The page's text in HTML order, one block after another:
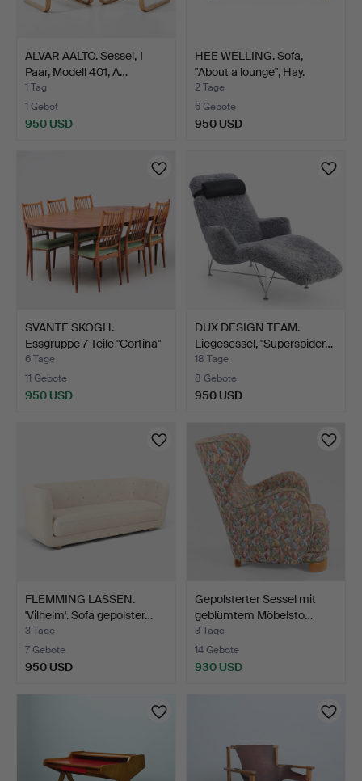
ALVAR AALTO. Sessel, 1
Paar, Modell 401, A…
1 Tag
1 Gebot
950 USD
HEE WELLING. Sofa,
"About a lounge", Hay.
2 Tage
6 Gebote
950 USD
SVANTE SKOGH.
Essgruppe 7 Teile "Cortina"
…
6 Tage
11 Gebote
950 USD
DUX DESIGN TEAM.
Liegesessel, "Superspider…
18 Tage
8 Gebote
950 USD
FLEMMING LASSEN.
'Vilhelm'. Sofa gepolster…
3 Tage
7 Gebote
950 USD
Gepolsterter Sessel mit
geblümtem Möbelsto…
3 Tage
14 Gebote
930 USD